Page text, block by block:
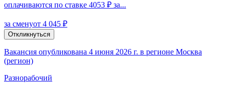
оплачиваются по ставке 4053 ₽ за...
за сменуот 4 045 ₽
Откликнуться
Вакансия опубликована 4 июня 2026 г. в регионе Москва
(регион)
Разнорабочий